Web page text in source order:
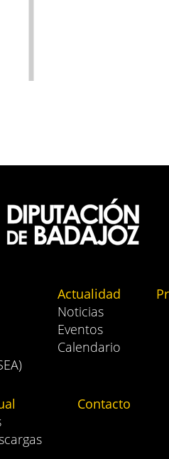
Actualidad
Noticias
Eventos
Calendario
Contacto